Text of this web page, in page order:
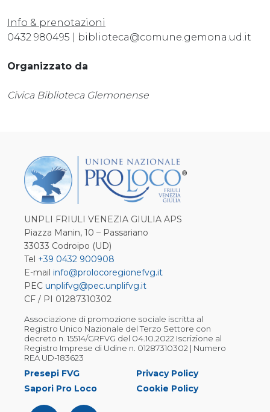
Info & prenotazioni
0432 980495 | biblioteca@comune.gemona.ud.it
Organizzato da
Civica Biblioteca Glemonense
UNPLI FRIULI VENEZIA GIULIA APS
Piazza Manin, 10 – Passariano
33033 Codroipo (UD)
Tel +39 0432 900908
E-mail info@prolocoregionefvg.it
PEC unplifvg@pec.unplifvg.it
CF / PI 01287310302
Associazione di promozione sociale iscritta al
Registro Unico Nazionale del Terzo Settore con
decreto n. 15514/GRFVG del 04.10.2022 Iscrizione al
Registro Imprese di Udine n. 01287310302 | Numero
REA UD-183623
Presepi FVG
Sapori Pro Loco
Privacy Policy
Cookie Policy